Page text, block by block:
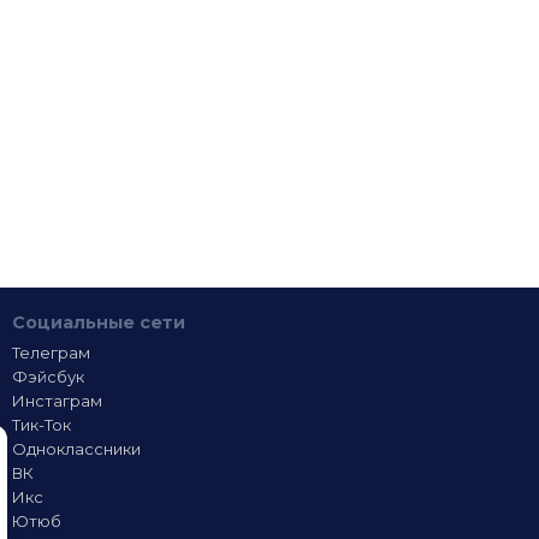
Социальные сети
Телеграм
Фэйсбук
Инстаграм
Тик-Ток
Одноклассники
ВК
Икс
Ютюб